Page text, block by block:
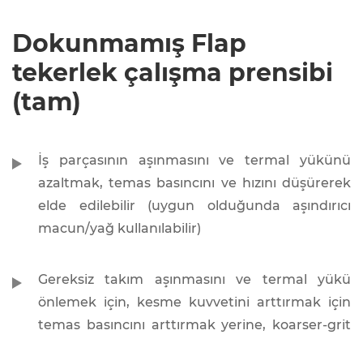
Dokunmamış Flap
tekerlek çalışma prensibi
(tam)
İş parçasının aşınmasını ve termal yükünü
azaltmak, temas basıncını ve hızını düşürerek
elde edilebilir (uygun olduğunda aşındırıcı
macun/yağ kullanılabilir)
Gereksiz takım aşınmasını ve termal yükü
önlemek için, kesme kuvvetini arttırmak için
temas basıncını arttırmak yerine, koarser-grit